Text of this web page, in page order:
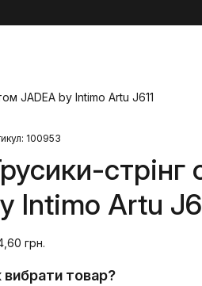
JADEA by Intimo Artu J611
100953
Intimo Artu
грн.
вибрати товар?